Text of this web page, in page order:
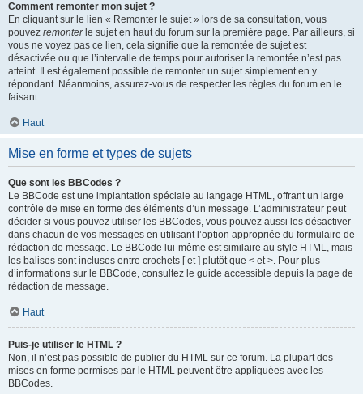
Comment remonter mon sujet ?
En cliquant sur le lien « Remonter le sujet » lors de sa consultation, vous
pouvez remonterle sujet en haut du forum sur la première page. Par ailleurs, si
vous ne voyez pas ce lien, cela signifie que la remontée de sujet est
désactivée ou que l’intervalle de temps pour autoriser la remontée n’est pas
atteint. Il est également possible de remonter un sujet simplement en y
répondant. Néanmoins, assurez-vous de respecter les règles du forum en le
faisant.
Haut
Mise en forme et types de sujets
Que sont les BBCodes ?
Le BBCode est une implantation spéciale au langage HTML, offrant un large
contrôle de mise en forme des éléments d’un message. L’administrateur peut
décider si vous pouvez utiliser les BBCodes, vous pouvez aussi les désactiver
dans chacun de vos messages en utilisant l’option appropriée du formulaire de
rédaction de message. Le BBCode lui-même est similaire au style HTML, mais
les balises sont incluses entre crochets [ et ] plutôt que < et >. Pour plus
d’informations sur le BBCode, consultez le guide accessible depuis la page de
rédaction de message.
Haut
Puis-je utiliser le HTML ?
Non, il n’est pas possible de publier du HTML sur ce forum. La plupart des
mises en forme permises par le HTML peuvent être appliquées avec les
BBCodes.